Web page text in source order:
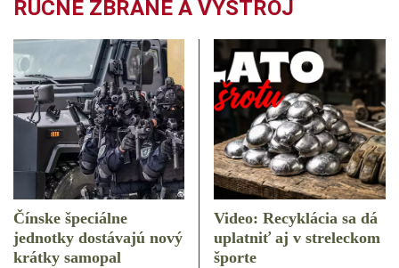
RUČNÉ ZBRANE A VÝSTROJ
Čínske špeciálne
jednotky dostávajú nový
krátky samopal
Video: Recyklácia sa dá
uplatniť aj v streleckom
športe